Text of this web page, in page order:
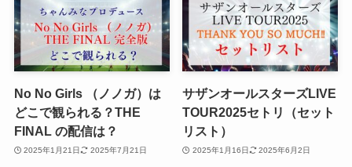
No No Girls （ノノガ）は
どこで観られる？THE
FINAL の配信は？
2025年1月21日 2025年7月21日
サザンオールスターズLIVE
TOUR2025セトリ（セット
リスト）
2025年1月16日 2025年6月2日